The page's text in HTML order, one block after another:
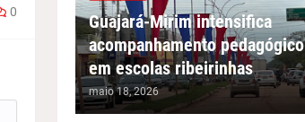
0
Guajará-Mirim intensifica
acompanhamento pedagógico
em escolas ribeirinhas
maio 18, 2026